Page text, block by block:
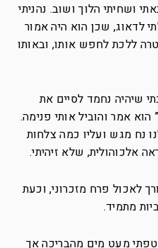
ושחיתי הלוך ושוב. נהניתי
לדאוג, שכן הוא היה אמור
ללכת לחפש אותו, ובאותו
שיהיה נחמד לסיים את
אמר והוביל אותי פנימה.
נח מגש ועליו כמה צלחות
אלכוהולית, שלא זיהיתי.
לאכול פרח מזכרוני, וכעת
מתמיד.
מעט מים מהבריכה אך